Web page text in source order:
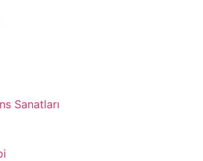
Sanatları